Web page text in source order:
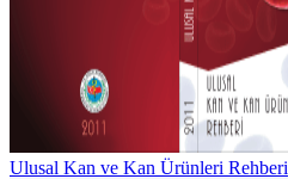
Ulusal Kan ve Kan Ürünleri Rehberi